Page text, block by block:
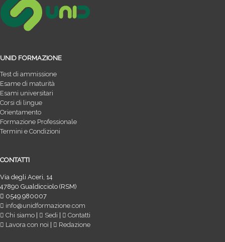
UNID FORMAZIONE
Test di ammissione
Esame di maturità
Esami universitari
Corsi di lingue
Orientamento
Formazione Professionale
Termini e Condizioni
CONTATTI
Via degli Aceri, 14
47890 Gualdicciolo (RSM)
0549.980007
info@unidformazione.com
Chi siamo
Sedi
Contatti
Lavora con noi
Redazione